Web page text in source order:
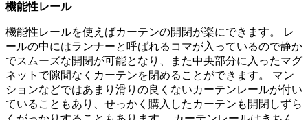
機能性レール
機能性レールを使えばカーテンの開閉が楽にできます。 レ
ールの中にはランナーと呼ばれるコマが入っているので静か
でスムーズな開閉が可能となり、また中央部分に入ったマグ
ネットで隙間なくカーテンを閉めることができます。 マン
ションなどではあまり滑りの良くないカーテンレールが付い
ていることもあり、せっかく購入したカーテンも開閉しずら